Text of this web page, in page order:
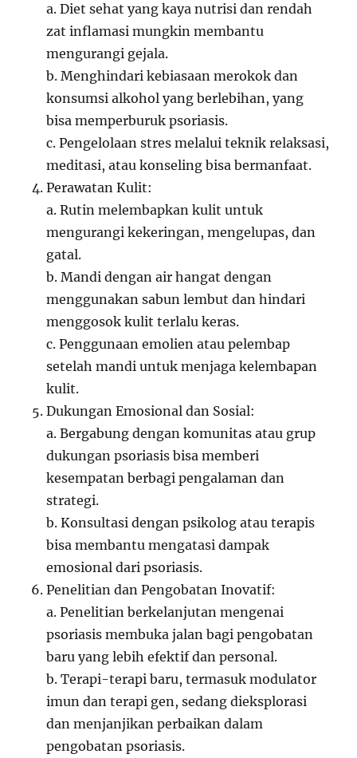
a. Diet sehat yang kaya nutrisi dan rendah
zat inflamasi mungkin membantu
mengurangi gejala.
b. Menghindari kebiasaan merokok dan
konsumsi alkohol yang berlebihan, yang
bisa memperburuk psoriasis.
c. Pengelolaan stres melalui teknik relaksasi,
meditasi, atau konseling bisa bermanfaat.
Perawatan Kulit:
a. Rutin melembapkan kulit untuk
mengurangi kekeringan, mengelupas, dan
gatal.
b. Mandi dengan air hangat dengan
menggunakan sabun lembut dan hindari
menggosok kulit terlalu keras.
c. Penggunaan emolien atau pelembap
setelah mandi untuk menjaga kelembapan
kulit.
Dukungan Emosional dan Sosial:
a. Bergabung dengan komunitas atau grup
dukungan psoriasis bisa memberi
kesempatan berbagi pengalaman dan
strategi.
b. Konsultasi dengan psikolog atau terapis
bisa membantu mengatasi dampak
emosional dari psoriasis.
Penelitian dan Pengobatan Inovatif:
a. Penelitian berkelanjutan mengenai
psoriasis membuka jalan bagi pengobatan
baru yang lebih efektif dan personal.
b. Terapi-terapi baru, termasuk modulator
imun dan terapi gen, sedang dieksplorasi
dan menjanjikan perbaikan dalam
pengobatan psoriasis.